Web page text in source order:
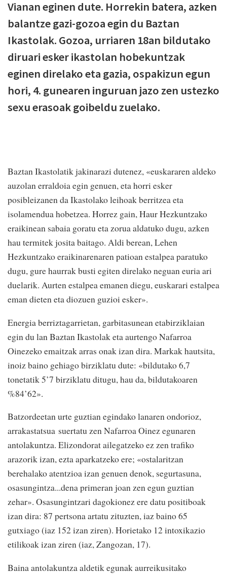
Vianan eginen dute. Horrekin batera, azken
balantze gazi-gozoa egin du Baztan
Ikastolak. Gozoa, urriaren 18an bildutako
diruari esker ikastolan hobekuntzak
eginen direlako eta gazia, ospakizun egun
hori, 4. gunearen inguruan jazo zen ustezko
sexu erasoak goibeldu zuelako.
Baztan Ikastolatik jakinarazi dutenez, «euskararen aldeko
auzolan erraldoia egin genuen, eta horri esker
posibleizanen da Ikastolako leihoak berritzea eta
isolamendua hobetzea. Horrez gain, Haur Hezkuntzako
eraikinean sabaia goratu eta zorua aldatuko dugu, azken
hau termitek josita baitago. Aldi berean, Lehen
Hezkuntzako eraikinarenaren patioan estalpea paratuko
dugu, gure haurrak busti egiten direlako neguan euria ari
duelarik. Aurten estalpea emanen diegu, euskarari estalpea
eman dieten eta diozuen guzioi esker».
Energia berriztagarrietan, garbitasunean etabirziklaian
egin du lan Baztan Ikastolak eta aurtengo Nafarroa
Oinezeko emaitzak arras onak izan dira. Markak hautsita,
inoiz baino gehiago birziklatu dute: «bildutako 6,7
tonetatik 5’7 birziklatu ditugu, hau da, bildutakoaren
%84’62».
Batzordeetan urte guztian egindako lanaren ondorioz,
arrakastatsua suertatu zen Nafarroa Oinez egunaren
antolakuntza. Elizondorat ailegatzeko ez zen trafiko
arazorik izan, ezta aparkatzeko ere; «ostalaritzan
berehalako atentzioa izan genuen denok, segurtasuna,
osasungintza...dena primeran joan zen egun guztian
zehar». Osasungintzari dagokionez ere datu positiboak
izan dira: 87 pertsona artatu zituzten, iaz baino 65
gutxiago (iaz 152 izan ziren). Horietako 12 intoxikazio
etilikoak izan ziren (iaz, Zangozan, 17).
Baina antolakuntza aldetik egunak aurreikusitako